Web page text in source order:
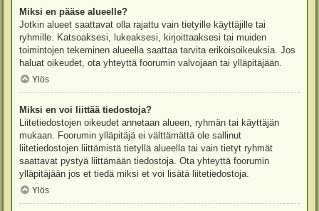
Miksi en pääse alueelle?
Jotkin alueet saattavat olla rajattu vain tietyille käyttäjille tai
ryhmille. Katsoaksesi, lukeaksesi, kirjoittaaksesi tai muiden
toimintojen tekeminen alueella saattaa tarvita erikoisoikeuksia. Jos
haluat oikeudet, ota yhteyttä foorumin valvojaan tai ylläpitäjään.
Ylös
Miksi en voi liittää tiedostoja?
Liitetiedostojen oikeudet annetaan alueen, ryhmän tai käyttäjän
mukaan. Foorumin ylläpitäjä ei välttämättä ole sallinut
liitetiedostojen liittämistä tietyllä alueella tai vain tietyt ryhmät
saattavat pystyä liittämään tiedostoja. Ota yhteyttä foorumin
ylläpitäjään jos et tiedä miksi et voi lisätä liitetiedostoja.
Ylös